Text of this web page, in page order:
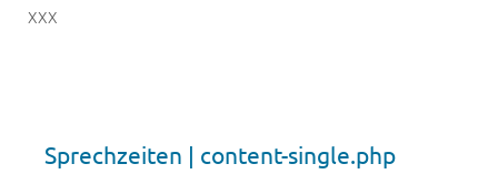
XXX
Sprechzeiten | content-single.php